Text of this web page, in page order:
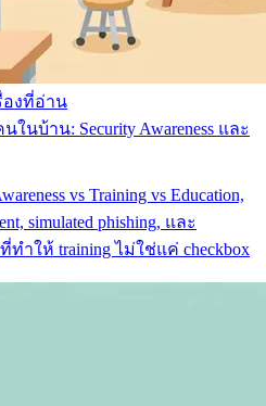
องที่อ่าน
ในบ้าน: Security Awareness และ
vs Training vs Education,
simulated phishing, และ
ที่ทำให้ training ไม่ใช่แค่ checkbox